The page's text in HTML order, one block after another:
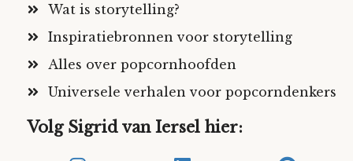
Wat is storytelling?
Inspiratiebronnen voor storytelling
Alles over popcornhoofden
Universele verhalen voor popcorndenkers
Volg Sigrid van Iersel hier: